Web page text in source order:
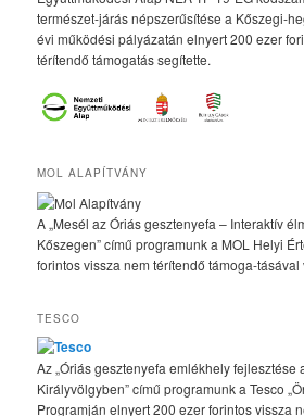
természet-járás népszerűsítése a Kőszegi-
évi működési pályázatán elnyert 200 ezer
térítendő támogatás segítette.
MOL ALAPÍTVÁNY
A „Mesél az Óriás gesztenyefa – Interaktív
Kőszegen” című programunk a MOL Helyi
forintos vissza nem térítendő támoga-tásával
TESCO
Az „Óriás gesztenyefa emlékhely fejlesztése
Királyvölgyben” című programunk a Tesco
Programján elnyert 200 ezer forintos vissza